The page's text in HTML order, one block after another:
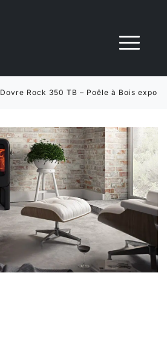
Dovre Rock 350 TB – Poêle à Bois expo